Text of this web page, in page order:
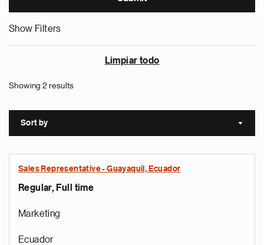
Show Filters
Limpiar todo
Showing 2 results
Sort by Sort
Sales Representative - Guayaquil, Ecuador
Regular, Full time
Marketing
Ecuador